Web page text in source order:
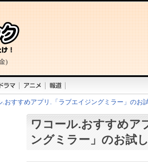
)
.おすすめアプリ.「ラブエイジングミラー」のお
ワコール.おすすめア
ングミラー」のお試